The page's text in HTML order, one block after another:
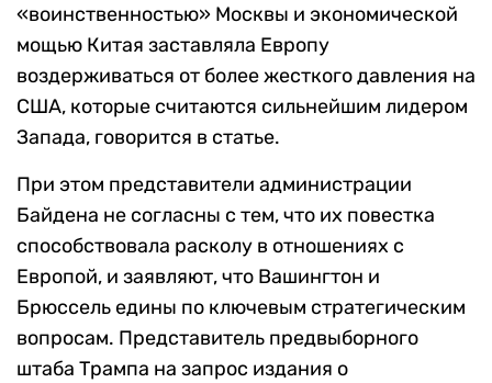
«воинственностью» Москвы и экономической
мощью Китая заставляла Европу
воздерживаться от более жесткого давления на
США, которые считаются сильнейшим лидером
Запада, говорится в статье.
При этом представители администрации
Байдена не согласны с тем, что их повестка
способствовала расколу в отношениях с
Европой, и заявляют, что Вашингтон и
Брюссель едины по ключевым стратегическим
вопросам. Представитель предвыборного
штаба Трампа на запрос издания о